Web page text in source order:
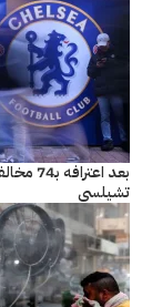
بعد
تشيلسي